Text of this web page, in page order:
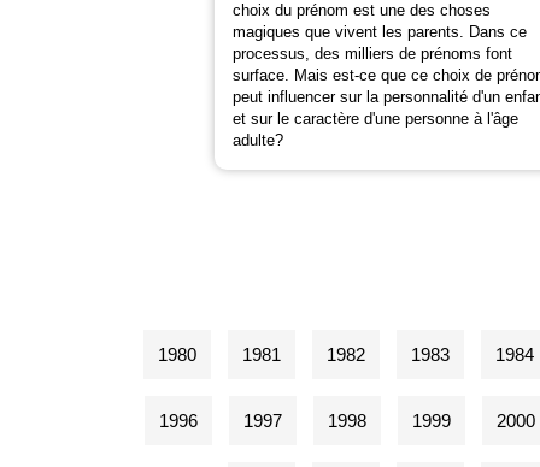
choix du prénom est une des choses
magiques que vivent les parents. Dans ce
processus, des milliers de prénoms font
surface. Mais est-ce que ce choix de
peut influencer sur la personnalité d'un
et sur le caractère d'une personne à l'âge
adulte?
1980 1981 1982 1983 1984
1996 1997 1998 1999 2000